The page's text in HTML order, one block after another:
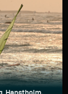
Hanstholm.